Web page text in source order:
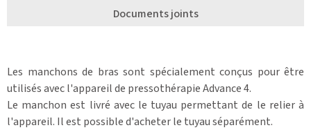
Documents joints
Les manchons de bras sont spécialement conçus pour être
utilisés avec l'appareil de pressothérapie Advance 4.
Le manchon est livré avec le tuyau permettant de le relier à
l'appareil. Il est possible d'acheter le tuyau séparément.